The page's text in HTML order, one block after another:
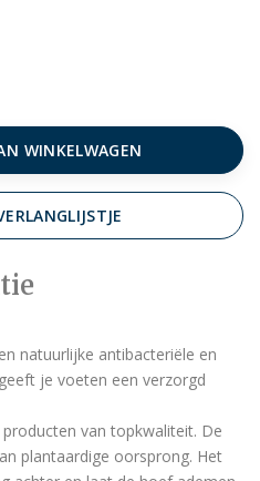
WINKELWAGEN
natuurlijke antibacteriële en
je voeten een verzorgd
van topkwaliteit. De
plantaardige oorsprong. Het